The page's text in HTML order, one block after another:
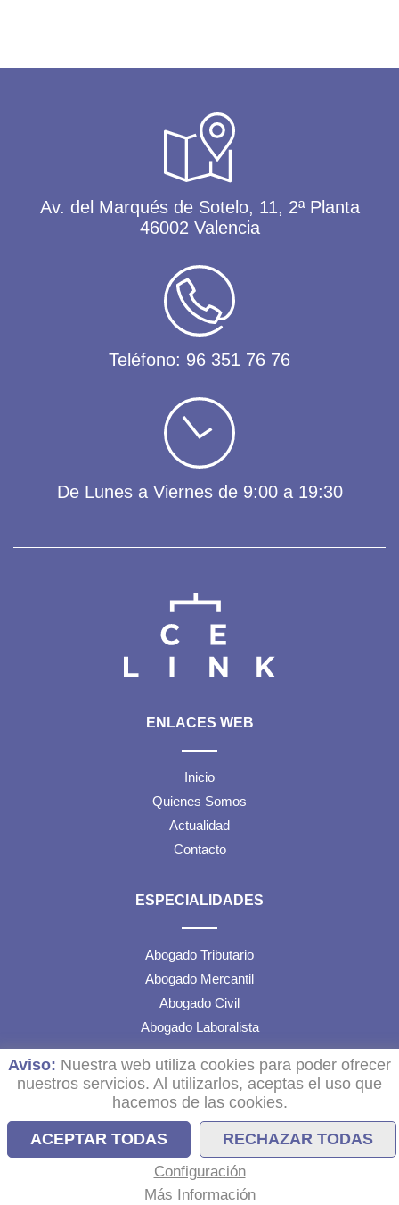
Aviso: Nuestra web utiliza cookies para poder ofrecer
nuestros servicios. Al utilizarlos, aceptas el uso que
hacemos de las cookies.
ACEPTAR TODAS RECHAZAR TODAS
Configuración
Más Información
Av. del Marqués de Sotelo, 11, 2ª Planta
46002 Valencia
Teléfono: 96 351 76 76
De Lunes a Viernes de 9:00 a 19:30
ENLACES WEB
Inicio
Quienes Somos
Actualidad
Contacto
ESPECIALIDADES
Abogado Tributario
Abogado Mercantil
Abogado Civil
Abogado Laboralista
TEXTOS LEGALES
Aviso Legal
Política de Cookies
Configuración de Cookies